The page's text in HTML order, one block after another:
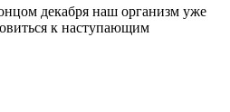
декабря наш организм уже
к наступающим